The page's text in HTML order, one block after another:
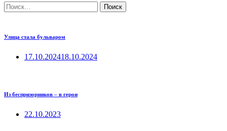
Найти:
Улица стала бульваром
17.10.202418.10.2024
Из беспризорников – в герои
22.10.2023